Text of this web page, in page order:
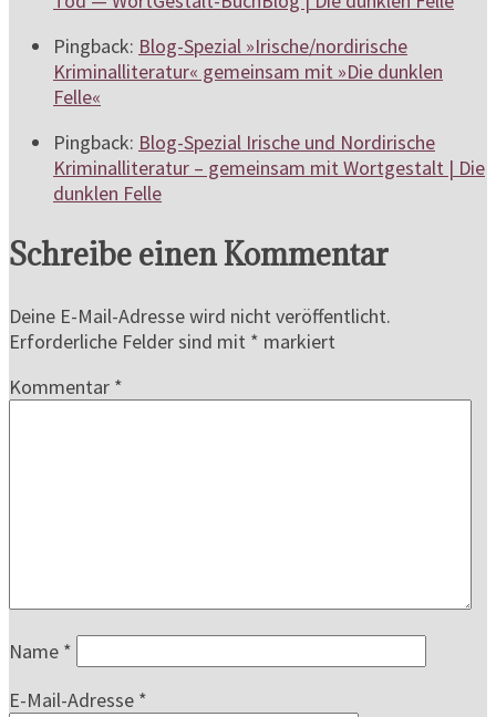
Pingback: Blog-Spezial »Irische/nordirische
Kriminalliteratur« gemeinsam mit »Die dunklen
Felle«
Pingback: Blog-Spezial Irische und Nordirische
Kriminalliteratur – gemeinsam mit Wortgestalt | Die
dunklen Felle
Schreibe einen Kommentar
Deine E-Mail-Adresse wird nicht veröffentlicht.
Erforderliche Felder sind mit * markiert
Kommentar *
Name *
E-Mail-Adresse *